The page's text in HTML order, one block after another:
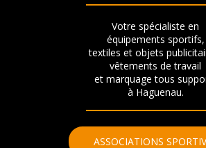
Votre spécialiste en
équipements sportifs,
textiles et objets
vêtements de travail
et marquage tous
à Haguenau.
ASSOCIATIONS